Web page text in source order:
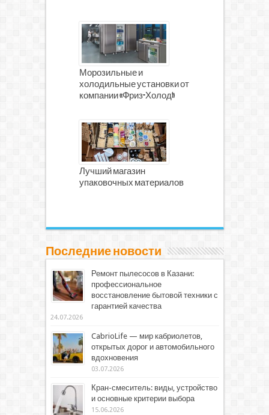
Морозильные и
холодильные установки от
компании «Фриз-Холод»
Лучший магазин
упаковочных материалов
Последние новости
Ремонт пылесосов в Казани:
профессиональное
восстановление бытовой техники с
гарантией качества
24.07.2026
CabrioLife — мир кабриолетов,
открытых дорог и автомобильного
вдохновения
03.07.2026
Кран-смеситель: виды, устройство
и основные критерии выбора
15.06.2026